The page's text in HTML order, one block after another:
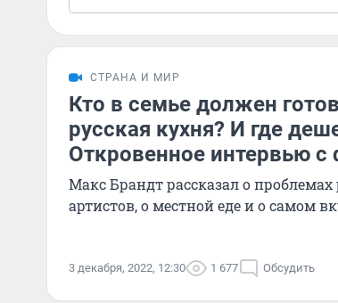
СТРАНА И МИР
Кто в семье должен
русская кухня? И где
Откровенное интервью с
Макс Брандт рассказал о
артистов, о местной еде и о самом
3 декабря, 2022, 12:30 1 677 Обсудить